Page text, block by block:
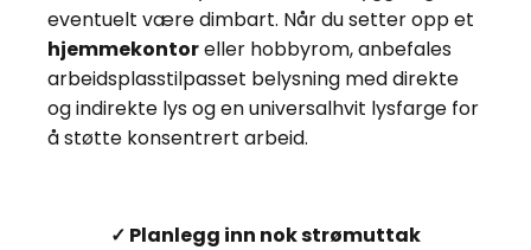
eventuelt være dimbart. Når du setter opp et
hjemmekontoreller hobbyrom, anbefales
arbeidsplasstilpasset belysning med direkte
og indirekte lys og en universalhvit lysfarge for
å støtte konsentrert arbeid.
✓ Planlegg inn nok strømuttak